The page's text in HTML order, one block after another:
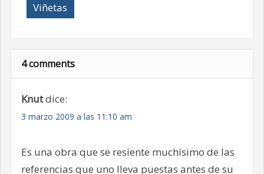
Viñetas
4 comments
Knutdice:
3 marzo 2009 a las 11:10 am
Es una obra que se resiente muchísimo de las
referencias que uno lleva puestas antes de su